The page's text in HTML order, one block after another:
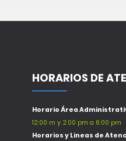
HORARIOS DE
Horario Área
12:00 m y 2:00 pm a 6:00 pm
Horarios y Lineas de